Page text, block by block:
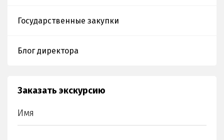
Государственные закупки
Блог директора
Заказать экскурсию